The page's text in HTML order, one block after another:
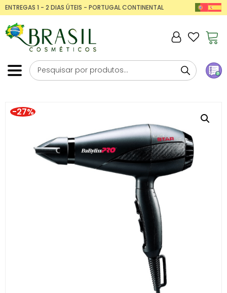
ENTREGAS 1 - 2 DIAS ÚTEIS - PORTUGAL CONTINENTAL
-27%